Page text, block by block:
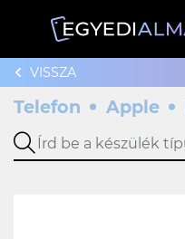
VISSZA
Telefon Apple